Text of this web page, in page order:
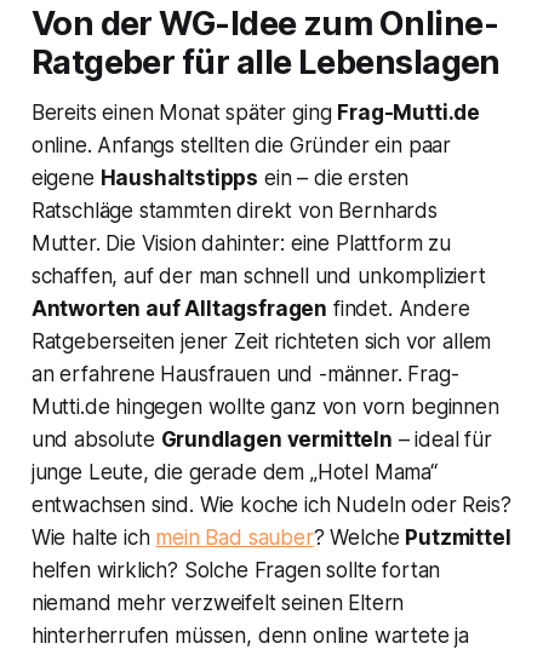
Von der WG-Idee zum Online-
Ratgeber für alle Lebenslagen
Bereits einen Monat später ging Frag-Mutti.de
online. Anfangs stellten die Gründer ein paar
eigene Haushaltstipps ein – die ersten
Ratschläge stammten direkt von Bernhards
Mutter. Die Vision dahinter: eine Plattform zu
schaffen, auf der man schnell und unkompliziert
Antworten auf Alltagsfragen findet. Andere
Ratgeberseiten jener Zeit richteten sich vor allem
an erfahrene Hausfrauen und -männer. Frag-
Mutti.de hingegen wollte ganz von vorn beginnen
und absolute Grundlagen vermitteln – ideal für
junge Leute, die gerade dem „Hotel Mama“
entwachsen sind. Wie koche ich Nudeln oder Reis?
Wie halte ich mein Bad sauber? Welche Putzmittel
helfen wirklich? Solche Fragen sollte fortan
niemand mehr verzweifelt seinen Eltern
hinterherrufen müssen, denn online wartete ja